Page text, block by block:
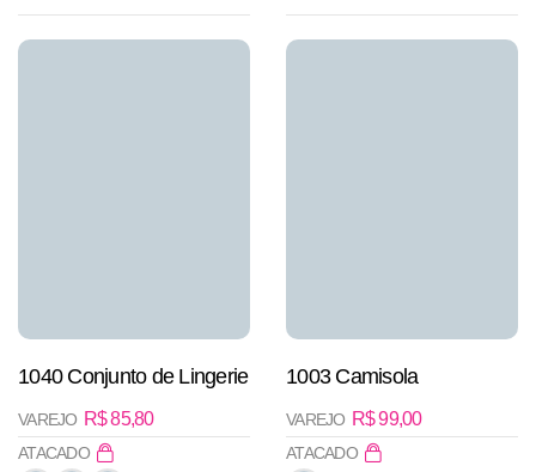
1040 Conjunto de Lingerie
R$85,80
VAREJO
ATACADO
1003 Camisola
R$99,00
VAREJO
ATACADO